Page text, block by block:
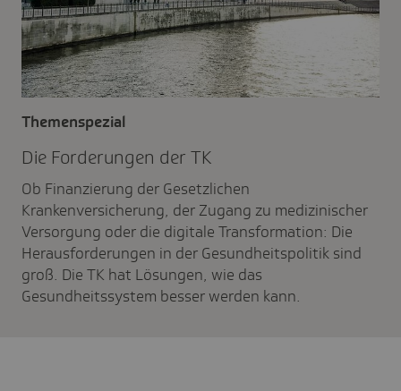
Die Forde­rungen der TK
Themenspezial
Ob Finanzierung der Gesetzlichen
Krankenversicherung, der Zugang zu medizinischer
Versorgung oder die digitale Transformation: Die
Herausforderungen in der Gesundheitspolitik sind
groß. Die TK hat Lösungen, wie das
Gesundheitssystem besser werden kann.